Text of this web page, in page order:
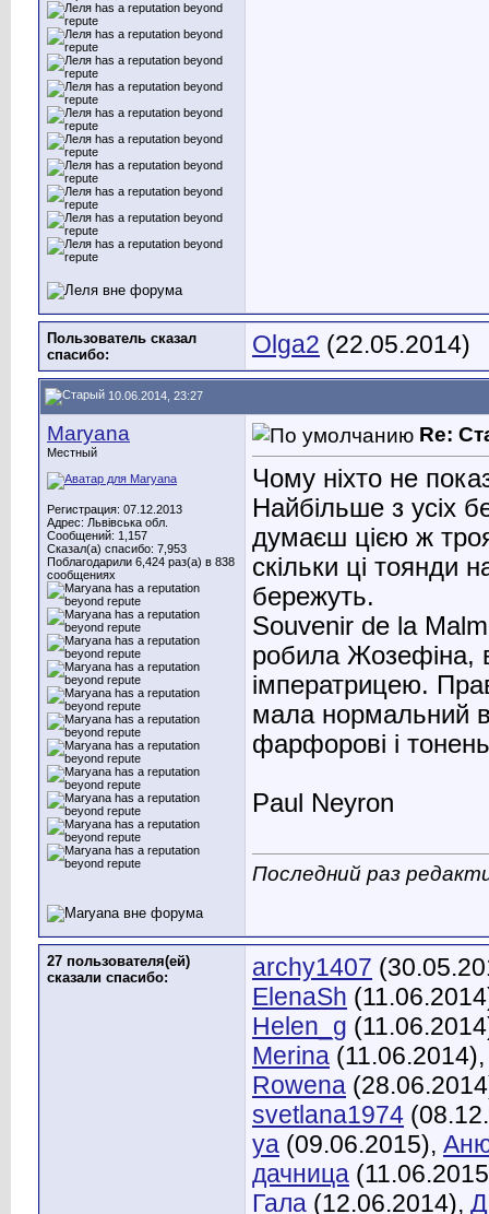
Пользователь сказал
cпасибо:
Olga2 (22.05.2014)
10.06.2014, 23:27
Maryana
Местный
Регистрация: 07.12.2013
Адрес: Львівська обл.
Сообщений: 1,157
Сказал(а) спасибо: 7,953
Поблагодарили 6,424 раз(а) в 838
сообщениях
Re:
Чому ніхто не
Найбільше з усіх
думаєш цією ж
скільки ці тоянди
бережуть.
Souvenir de la
робила Жозефіна,
імператрицею.
мала нормальний
фарфорові і
Paul Neyron
Последний раз
27 пользователя(ей)
сказали cпасибо:
archy1407
ElenaSh
Helen_g
Merina
Rowena
svetlana1974
ya (09.06.2015),
дачница
Гала (12.06.2014),